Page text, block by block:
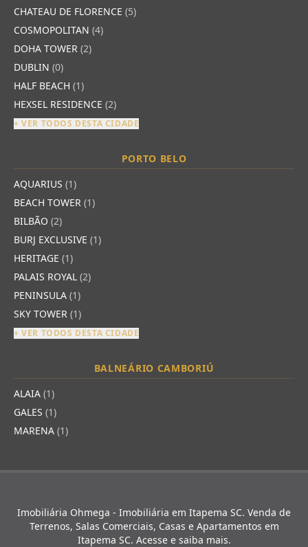
CHATEAU DE FLORENCE (5)
COSMOPOLITAN (4)
DOHA TOWER (2)
DUBLIN (0)
HALF BEACH (1)
HEXSEL RESIDENCE (2)
+ VER TODOS DESTA CIDADE
PORTO BELO
AQUARIUS (1)
BEACH TOWER (1)
BILBÃO (2)
BURJ EXCLUSIVE (1)
HERITAGE (1)
PALAIS ROYAL (2)
PENINSULA (1)
SKY TOWER (1)
+ VER TODOS DESTA CIDADE
BALNEÁRIO CAMBORIÚ
ALAIA (1)
GALES (1)
MARENA (1)
Imobiliária Ohmega - Imobiliária em Itapema SC. Venda de
Terrenos, Salas Comerciais, Casas e Apartamentos em
Itapema SC. Acesse e saiba mais.